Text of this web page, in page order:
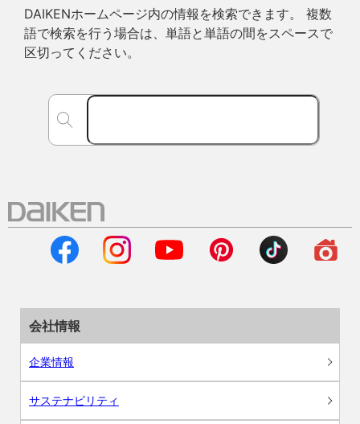
DAIKENホームページ内の情報を検索できます。 複数
語で検索を行う場合は、単語と単語の間をスペースで
区切ってください。
会社情報
企業情報
サステナビリティ